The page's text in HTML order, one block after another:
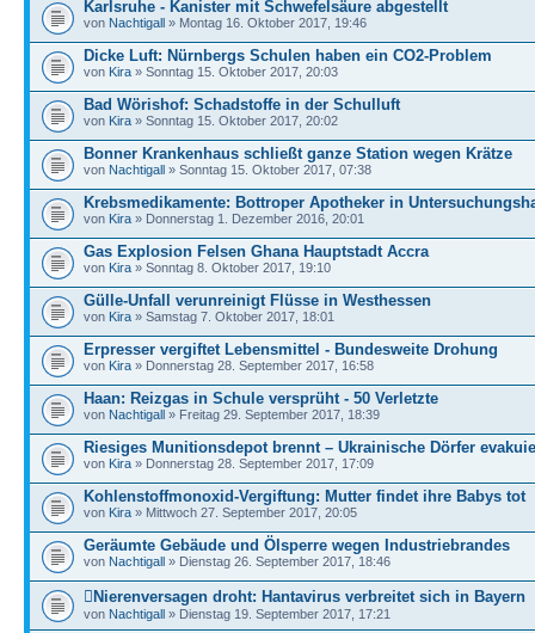
Karlsruhe - Kanister mit Schwefelsäure abgestellt
von Nachtigall » Montag 16. Oktober 2017, 19:46
Dicke Luft: Nürnbergs Schulen haben ein CO2-Problem
von Kira » Sonntag 15. Oktober 2017, 20:03
Bad Wörishof: Schadstoffe in der Schulluft
von Kira » Sonntag 15. Oktober 2017, 20:02
Bonner Krankenhaus schließt ganze Station wegen Krätze
von Nachtigall » Sonntag 15. Oktober 2017, 07:38
Krebsmedikamente: Bottroper Apotheker in
von Kira » Donnerstag 1. Dezember 2016, 20:01
Gas Explosion Felsen Ghana Hauptstadt Accra
von Kira » Sonntag 8. Oktober 2017, 19:10
Gülle-Unfall verunreinigt Flüsse in Westhessen
von Kira » Samstag 7. Oktober 2017, 18:01
Erpresser vergiftet Lebensmittel - Bundesweite Drohung
von Kira » Donnerstag 28. September 2017, 16:58
Haan: Reizgas in Schule versprüht - 50 Verletzte
von Nachtigall » Freitag 29. September 2017, 18:39
Riesiges Munitionsdepot brennt – Ukrainische Dörfer
von Kira » Donnerstag 28. September 2017, 17:09
Kohlenstoffmonoxid-Vergiftung: Mutter findet ihre Babys tot
von Kira » Mittwoch 27. September 2017, 20:05
Geräumte Gebäude und Ölsperre wegen Industriebrandes
von Nachtigall » Dienstag 26. September 2017, 18:46
Nierenversagen droht: Hantavirus verbreitet sich in Bayern
von Nachtigall » Dienstag 19. September 2017, 17:21